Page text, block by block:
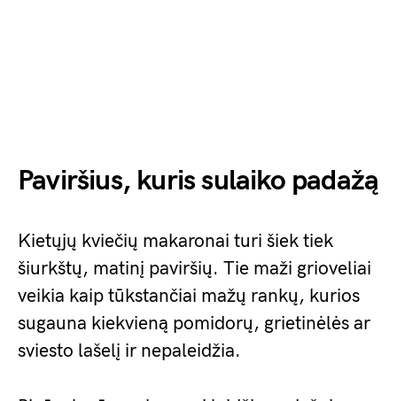
Paviršius, kuris sulaiko padažą
Kietųjų kviečių makaronai turi šiek tiek
šiurkštų, matinį paviršių. Tie maži grioveliai
veikia kaip tūkstančiai mažų rankų, kurios
sugauna kiekvieną pomidorų, grietinėlės ar
sviesto lašelį ir nepaleidžia.